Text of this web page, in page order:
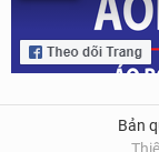
Bản